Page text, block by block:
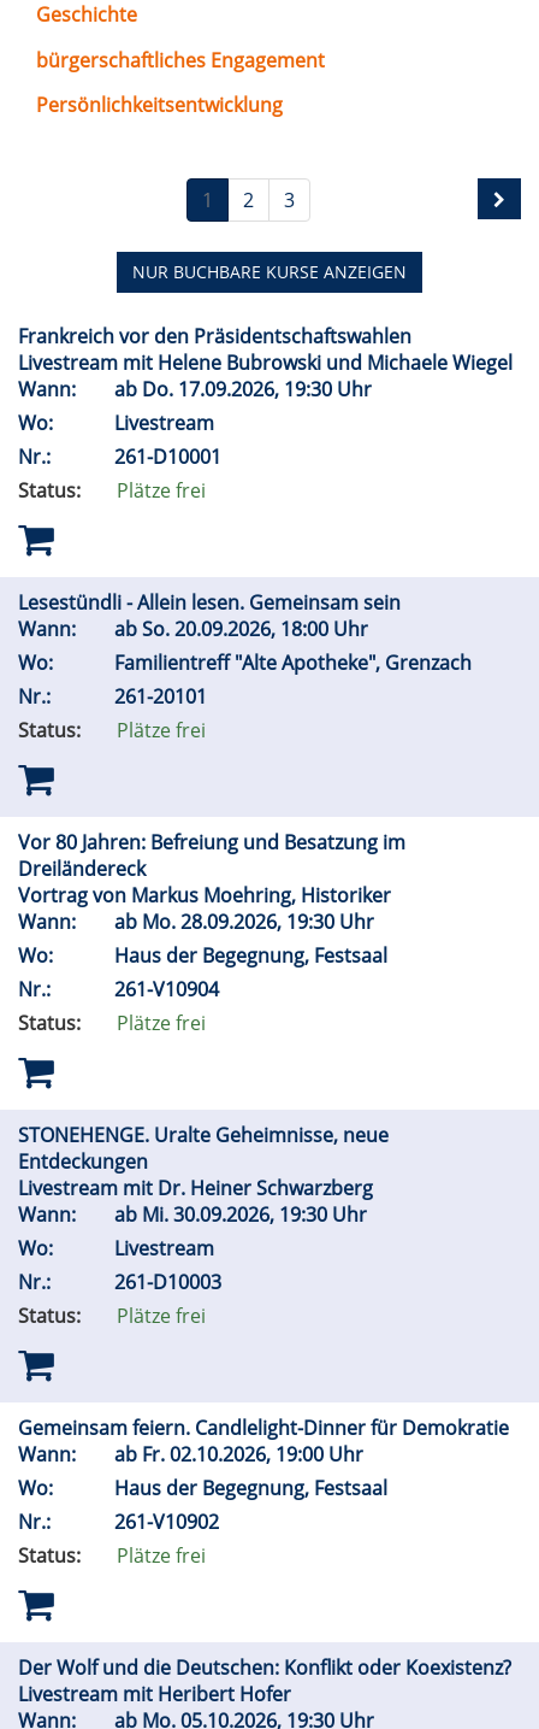
Geschichte
bürgerschaftliches Engagement
Persönlichkeitsentwicklung
1 2 3
NUR BUCHBARE KURSE ANZEIGEN
Frankreich vor den Präsidentschaftswahlen
Livestream mit Helene Bubrowski und Michaele Wiegel
Wann:
ab Do. 17.09.2026, 19:30 Uhr
Wo:
Livestream
Nr.:
261-D10001
Status:
Plätze frei
Lesestündli - Allein lesen. Gemeinsam sein
Wann:
abSo.20.09.2026, 18:00 Uhr
Wo:
Familientreff "Alte Apotheke", Grenzach
Nr.:
261-20101
Status:
Plätze frei
Vor 80 Jahren: Befreiung und Besatzung im
Dreiländereck
Vortrag von Markus Moehring, Historiker
Wann:
ab Mo.28.09.2026, 19:30 Uhr
Wo:
Haus der Begegnung, Festsaal
Nr.:
261-V10904
Status:
Plätze frei
STONEHENGE. Uralte Geheimnisse, neue
Entdeckungen
Livestream mit Dr. Heiner Schwarzberg
Wann:
ab Mi.30.09.2026, 19:30 Uhr
Wo:
Livestream
Nr.:
261-D10003
Status:
Plätze frei
Gemeinsam feiern. Candlelight-Dinner für Demokratie
Wann:
ab Fr.02.10.2026, 19:00 Uhr
Wo:
Haus der Begegnung, Festsaal
Nr.:
261-V10902
Status:
Plätze frei
Der Wolf und die Deutschen: Konflikt oder Koexistenz?
Livestream mit Heribert Hofer
Wann:
ab Mo.05.10.2026, 19:30 Uhr